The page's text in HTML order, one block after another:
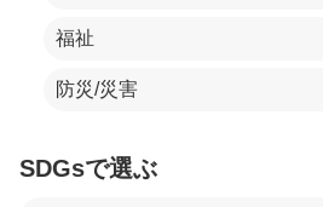
福祉
防災/災害
SDGsで選ぶ